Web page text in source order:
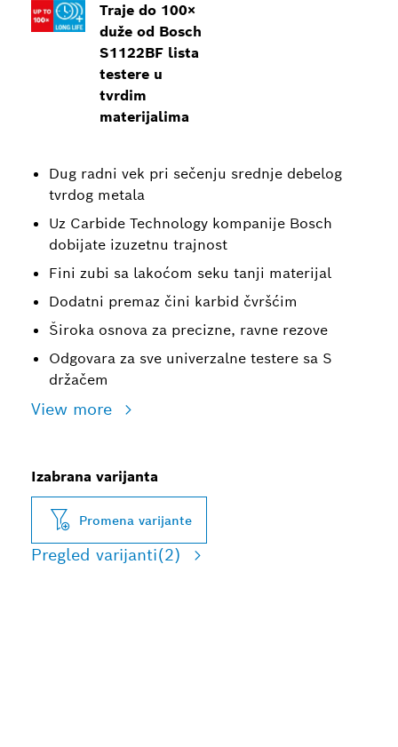
Traje do 100×
duže od Bosch
S1122BF lista
testere u
tvrdim
materijalima
Dug radni vek pri sečenju srednje debelog
tvrdog metala
Uz Carbide Technology kompanije Bosch
dobijate izuzetnu trajnost
Fini zubi sa lakoćom seku tanji materijal
Dodatni premaz čini karbid čvršćim
Široka osnova za precizne, ravne rezove
Odgovara za sve univerzalne testere sa S
držačem
View more
Izabrana varijanta
Promena varijante
Pregled varijanti(2)